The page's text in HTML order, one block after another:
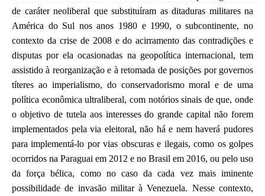
de caráter neoliberal que substituíram as ditaduras militares na
América do Sul nos anos 1980 e 1990, o subcontinente, no
contexto da crise de 2008 e do acirramento das contradições e
disputas por ela ocasionadas na geopolítica internacional, tem
assistido à reorganização e à retomada de posições por governos
títeres ao imperialismo, do conservadorismo moral e de uma
política econômica ultraliberal, com notórios sinais de que, onde
o objetivo de tutela aos interesses do grande capital não forem
implementados pela via eleitoral, não háe nem haverá pudores
para implementá-lo por vias obscuras e ilegais, como os golpes
ocorridos na Paraguai em 2012 e no Brasil em 2016, ou pelo uso
da força bélica, como no caso da cada vez mais iminente
possibilidade de invasão militaràVenezuela. Nesse contexto,